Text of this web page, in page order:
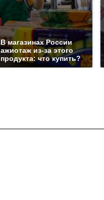
В магазинах России
ажиотаж из-за этого
продукта: что купить?